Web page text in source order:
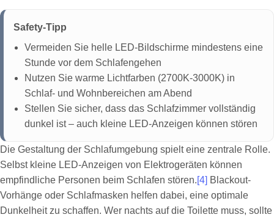
Safety-Tipp
Vermeiden Sie helle LED-Bildschirme mindestens eine
Stunde vor dem Schlafengehen
Nutzen Sie warme Lichtfarben (2700K-3000K) in
Schlaf- und Wohnbereichen am Abend
Stellen Sie sicher, dass das Schlafzimmer vollständig
dunkel ist – auch kleine LED-Anzeigen können stören
Die Gestaltung der Schlafumgebung spielt eine zentrale Rolle.
Selbst kleine LED-Anzeigen von Elektrogeräten können
empfindliche Personen beim Schlafen stören.[4] Blackout-
Vorhänge oder Schlafmasken helfen dabei, eine optimale
Dunkelheit zu schaffen. Wer nachts auf die Toilette muss, sollte